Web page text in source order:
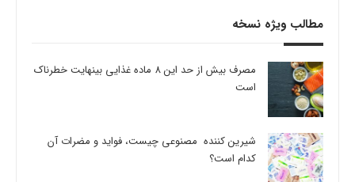
مطالب ویژه نسخه
مصرف بیش از حد این 8 ماده غذایی بینهایت خطرناک
است
شیرین کننده مصنوعی چیست، فواید و مضرات آن
کدام است؟